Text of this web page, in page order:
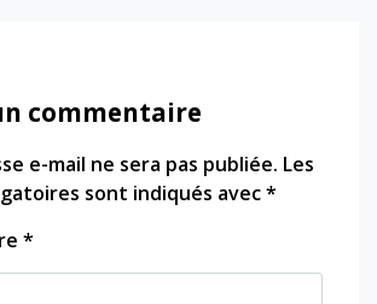
commentaire
e-mail ne sera pas publiée. Les
sont indiqués avec*
*